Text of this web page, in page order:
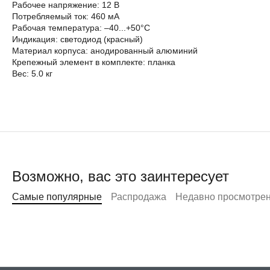
Рабочее напряжение: 12 В
Потребляемый ток: 460 мА
Рабочая температура: –40...+50°С
Индикация: светодиод (красный)
Материал корпуса: анодированный алюминий
Крепежный элемент в комплекте: планка
Вес: 5.0 кг
Возможно, вас это заинтересует
Самые популярные Распродажа Недавно